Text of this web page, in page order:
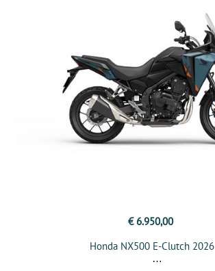
€ 6.950,00
Honda NX500 E-Clutch 2026